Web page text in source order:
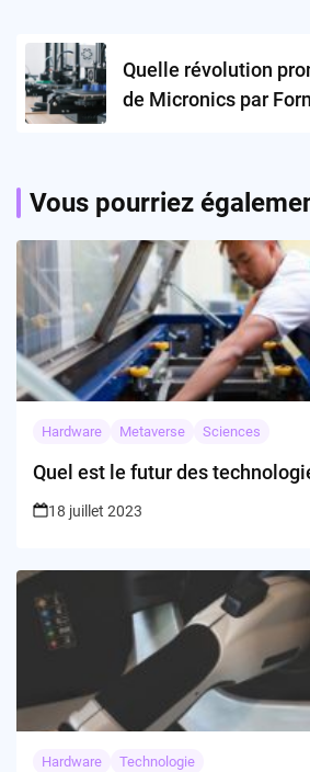
Quelle révolution
de Micronics par
Vous pourriez
Hardware Metaverse Sciences
Quel est le futur des
18 juillet 2023
Hardware Technologie